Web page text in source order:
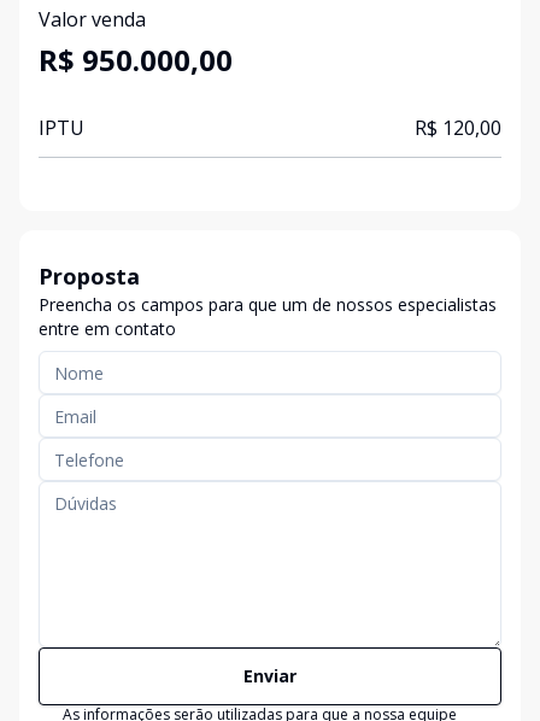
Valor venda
R$ 950.000,00
IPTU R$ 120,00
Proposta
Preencha os campos para que um de nossos especialistas
entre em contato
Enviar
As informações serão utilizadas para que a nossa equipe